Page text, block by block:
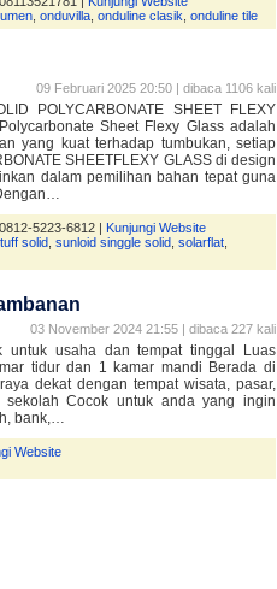
onduvilla onduline clasik onduline tile
09 Februari 2025 20:50 | dibaca 1106 kali
POLYCARBONATE SHEET FLEXY
Sheet Flexy Glass adalah
yang kuat terhadap tumbukan, setiap
SHEETFLEXY GLASS di design
dalam pemilihan bahan tepat guna
5223-6812 | Kunjungi Website
solid sunloid singgle solid solarflat
03 November 2024 21:55 | dibaca 227 kali
untuk usaha dan tempat tinggal Luas
tidur dan 1 kamar mandi Berada di
dekat dengan tempat wisata, pasar,
sekolah Cocok untuk anda yang ingin
bank,…
Website